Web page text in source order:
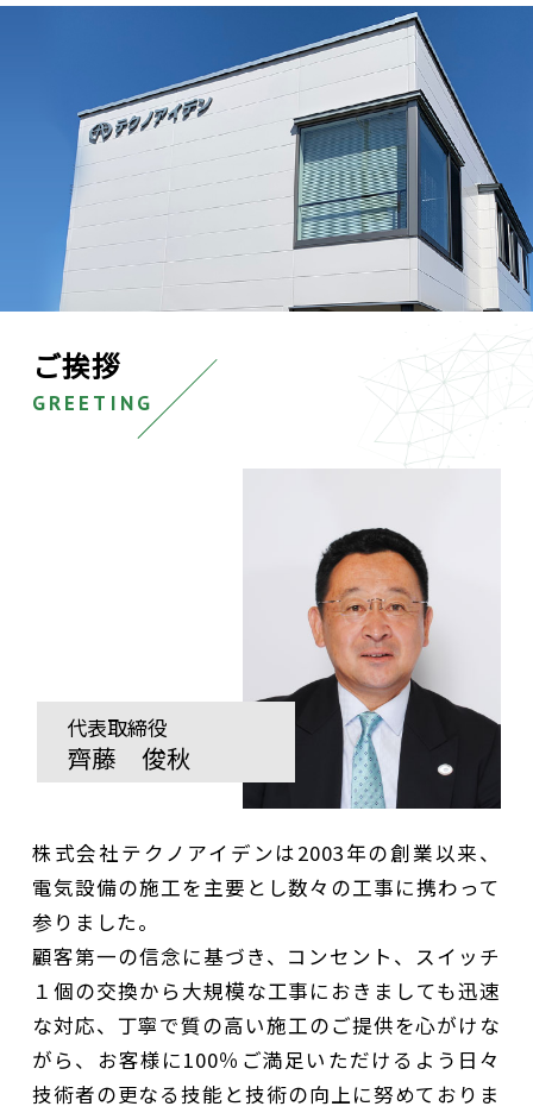
ご挨拶
GREETING
株式会社テクノアイデンは2003年の創業以来、
電気設備の施工を主要とし数々の工事に携わって
参りました。
顧客第一の信念に基づき、コンセント、スイッチ
１個の交換から大規模な工事におきましても迅速
な対応、丁寧で質の高い施工のご提供を心がけな
がら、お客様に100％ご満足いただけるよう日々
技術者の更なる技能と技術の向上に努めておりま
代表取締役
齊藤 俊秋